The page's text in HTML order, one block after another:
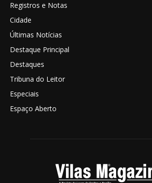
Registros e Notas
Cidade
Últimas Notícias
Destaque Principal
Destaques
Tribuna do Leitor
Especiais
Espaço Aberto